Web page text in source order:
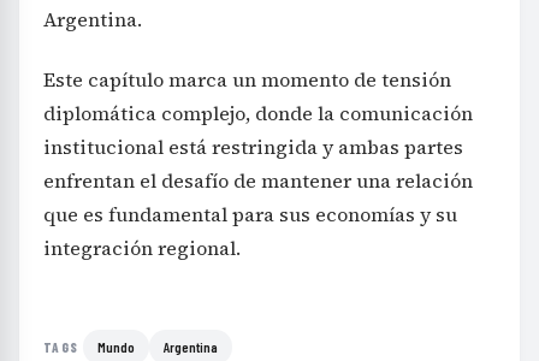
Argentina.
Este capítulo marca un momento de tensión
diplomática complejo, donde la comunicación
institucional está restringida y ambas partes
enfrentan el desafío de mantener una relación
que es fundamental para sus economías y su
integración regional.
TAGS Mundo Argentina